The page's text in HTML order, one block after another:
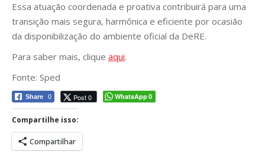
Essa atuação coordenada e proativa contribuirá para uma
transição mais segura, harmônica e eficiente por ocasião
da disponibilização do ambiente oficial da DeRE.
Para saber mais, clique aqui.
Fonte: Sped
Share 0 Post 0 WhatsApp0
Compartilhe isso:
Compartilhar